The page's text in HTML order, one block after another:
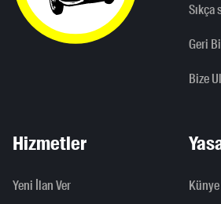
Geri
Bize
Hizmetler
Yeni İlan Ver Künye